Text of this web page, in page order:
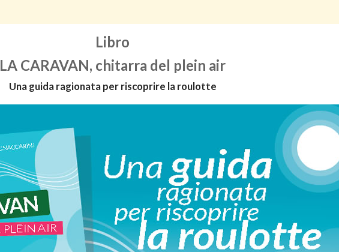
Libro
LA CARAVAN, chitarra del plein air
Una guida ragionata per riscoprire la roulotte